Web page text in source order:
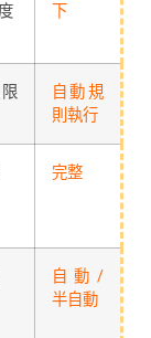
下
自動規
則執行
完整
自動/
半自動